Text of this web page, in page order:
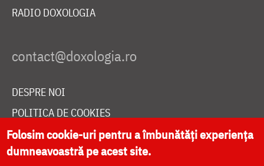
RADIO DOXOLOGIA
DESPRE NOI
POLITICA DE COOKIES
DONEAZĂ ONLINE PENTRU CATEDRALA NAȚIONALĂ
Folosim cookie-uri pentru a îmbunătăți experiența
dumneavoastră pe acest site.